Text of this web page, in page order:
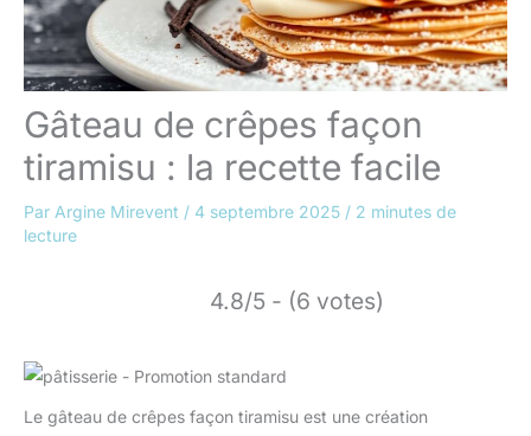
Gâteau de crêpes façon
tiramisu : la recette facile
Par Argine Mirevent / 4 septembre 2025 / 2 minutes de
lecture
4.8/5 - (6 votes)
Le gâteau de crêpes façon tiramisu est une création